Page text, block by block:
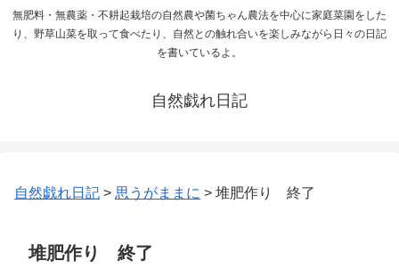
無肥料・無農薬・不耕起栽培の自然農や菌ちゃん農法を中心に家庭菜園をした
り、野草山菜を取って食べたり、自然との触れ合いを楽しみながら日々の日記
を書いているよ。
自然戯れ日記
自然戯れ日記 > 思うがままに > 堆肥作り 終了
堆肥作り 終了